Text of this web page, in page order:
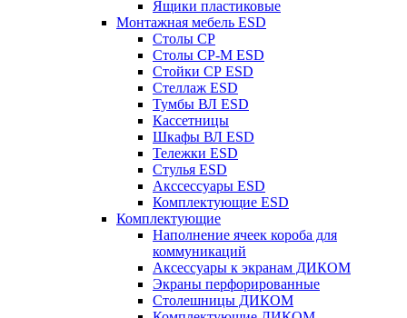
Ящики пластиковые
Монтажная мебель ESD
Столы СР
Столы СР-М ESD
Стойки СР ESD
Стеллаж ESD
Тумбы ВЛ ESD
Кассетницы
Шкафы ВЛ ESD
Тележки ESD
Стулья ESD
Акссессуары ESD
Комплектующие ESD
Комплектующие
Наполнение ячеек короба для
коммуникаций
Аксессуары к экранам ДИКОМ
Экраны перфорированные
Cтолешницы ДИКОМ